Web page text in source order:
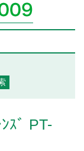
ｽﾞ PT-